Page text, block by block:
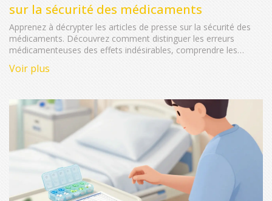
sur la sécurité des médicaments
Apprenez à décrypter les articles de presse sur la sécurité des
médicaments. Découvrez comment distinguer les erreurs
médicamenteuses des effets indésirables, comprendre les
Voir plus